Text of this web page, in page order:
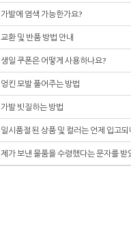
가발에 염색 가능한가요?
교환 및 반품 방법 안내
생일 쿠폰은 어떻게 사용하나요?
엉킨 모발 풀어주는 방법
가발 빗질하는 방법
일시품절 된 상품 및 컬러는 언제 입고되
제가 보낸 물품을 수령했다는 문자를